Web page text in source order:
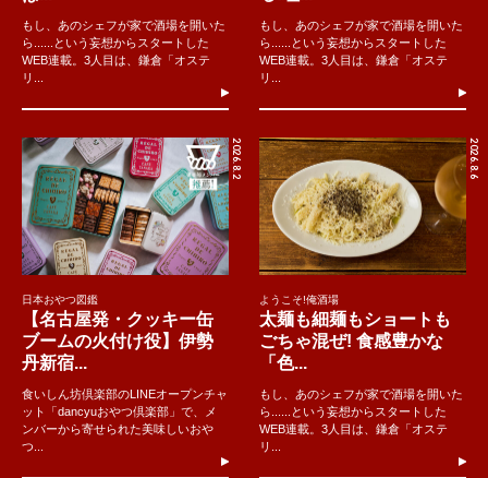
もし、あのシェフが家で酒場を開いた
ら......という妄想からスタートした
WEB連載。3人目は、鎌倉「オステ
リ...
もし、あのシェフが家で酒場を開いた
ら......という妄想からスタートした
WEB連載。3人目は、鎌倉「オステ
リ...
2026.8.2
日本おやつ図鑑
【名古屋発・クッキー缶
ブームの火付け役】伊勢
丹新宿...
食いしん坊倶楽部のLINEオープンチャ
ット「dancyuおやつ倶楽部」で、メ
ンバーから寄せられた美味しいおや
つ...
2026.8.6
ようこそ!俺酒場
太麺も細麺もショートも
ごちゃ混ぜ! 食感豊かな
「色...
もし、あのシェフが家で酒場を開いた
ら......という妄想からスタートした
WEB連載。3人目は、鎌倉「オステ
リ...